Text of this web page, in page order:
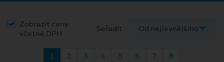
Zobrazit ceny
včetně DPH
Seřadit
1 2 3 4 5 6 7 8